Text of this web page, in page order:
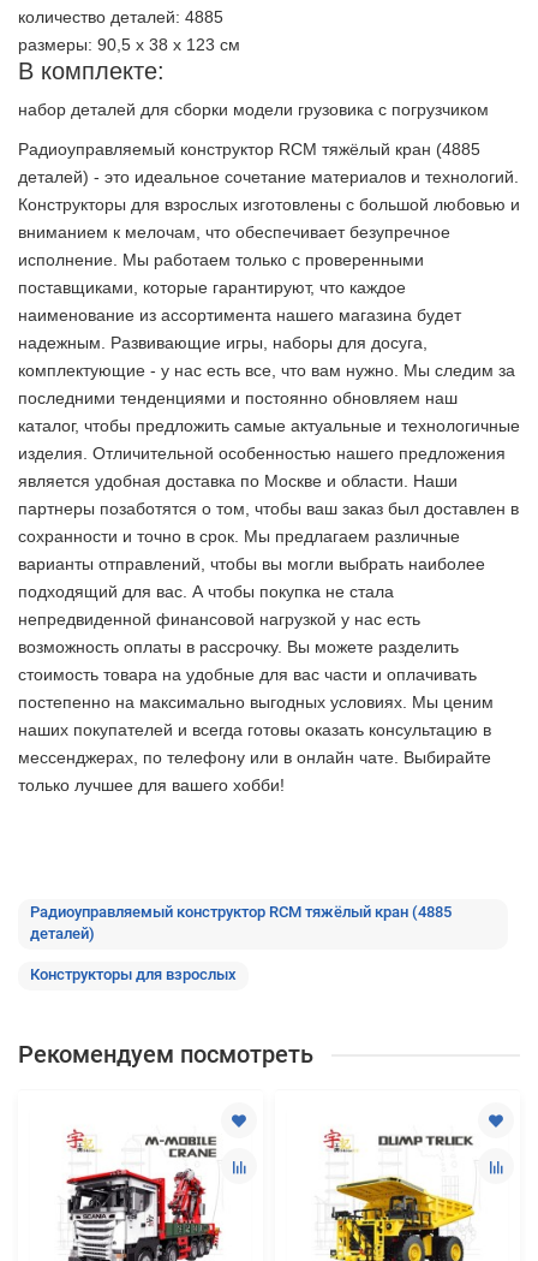
количество деталей: 4885
размеры: 90,5 х 38 х 123 см
В комплекте:
набор деталей для сборки модели грузовика с погрузчиком
Радиоуправляемый конструктор RCM тяжёлый кран (4885
деталей) - это идеальное сочетание материалов и технологий.
Конструкторы для взрослых изготовлены с большой любовью и
вниманием к мелочам, что обеспечивает безупречное
исполнение. Мы работаем только с проверенными
поставщиками, которые гарантируют, что каждое
наименование из ассортимента нашего магазина будет
надежным. Развивающие игры, наборы для досуга,
комплектующие - у нас есть все, что вам нужно. Мы следим за
последними тенденциями и постоянно обновляем наш
каталог, чтобы предложить самые актуальные и технологичные
изделия. Отличительной особенностью нашего предложения
является удобная доставка по Москве и области. Наши
партнеры позаботятся о том, чтобы ваш заказ был доставлен в
сохранности и точно в срок. Мы предлагаем различные
варианты отправлений, чтобы вы могли выбрать наиболее
подходящий для вас. А чтобы покупка не стала
непредвиденной финансовой нагрузкой у нас есть
возможность оплаты в рассрочку. Вы можете разделить
стоимость товара на удобные для вас части и оплачивать
постепенно на максимально выгодных условиях. Мы ценим
наших покупателей и всегда готовы оказать консультацию в
мессенджерах, по телефону или в онлайн чате. Выбирайте
только лучшее для вашего хобби!
Радиоуправляемый конструктор RCM тяжёлый кран (4885
деталей)
Конструкторы для взрослых
Рекомендуем посмотреть